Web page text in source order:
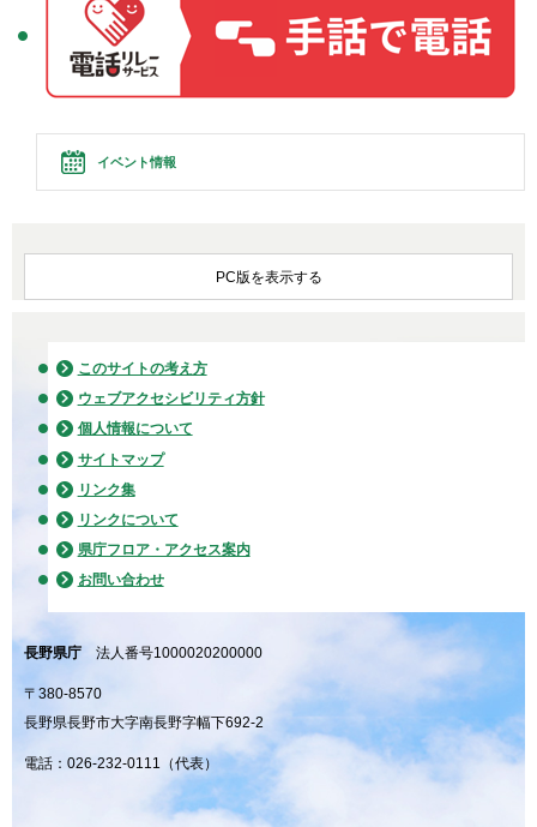
イベント情報
PC版を表示する
このサイトの考え方
ウェブアクセシビリティ方針
個人情報について
サイトマップ
リンク集
リンクについて
県庁フロア・アクセス案内
お問い合わせ
長野県庁 法人番号1000020200000
〒380-8570
長野県長野市大字南長野字幅下692-2
電話：026-232-0111（代表）